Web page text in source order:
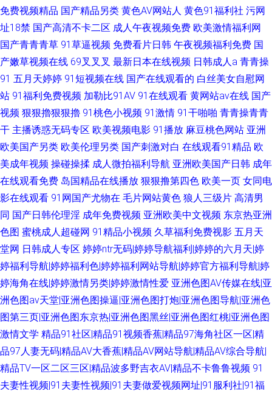
免费视频精品 国产精品另类 黄色AV网站人 黄色91福利社 污网
址18禁 国产高清不卡二区 成人午夜视频免费 欧美激情福利网
国产青青青草 91草逼视频 免费看片日韩 午夜视频福利免费 国
产嫩草视频在线 69叉叉叉 最新日本在线视频 日韩成人a 青青操
91 五月天婷婷 91短视频在线 国产在线观看的 白丝美女自慰网
站 91福利免费视频 加勒比91AV 91在线观看 黄网站av在线 国产
视频 狠狠擼狠狠擼 91桃色小视频 91激情 91干啪啪 青青操青青
干 主播诱惑无码专区 欧美视频电影 91播放 麻豆桃色网站 亚洲
欧美国产另类 欧美伦理另类 国产刺激对白 在线观看91精品 欧
美成年视频 操碰操揉 成人微拍福利导航 亚洲欧美国产日韩 成年
在线观看免费 岛国精品在线播放 狠狠撸第四色 欧美一页 女同电
影在线观看 91网国产尤物在 毛片网站黄色 狼人三级片 高清男
同 国产日韩伦理淫 成年免费视频 亚洲欧美中文视频 东京热亚洲
色图 蜜桃成人超碰网 91精品小视频 久草福利免费视影 五月天
堂网 日韩成人专区 婷婷ntr无码|婷婷导航福利|婷婷的六月天|婷
婷福利导航|婷婷福利色|婷婷福利网站导航|婷婷官方福利导航|婷
婷海角在线|婷婷激情另类|婷婷激情性爱 亚洲色图AV传媒在线|亚
洲色图av天堂|亚洲色图操逼|亚洲色图打炮|亚洲色图导航|亚洲色
图第三页|亚洲色图东京热|亚洲色图黑丝|亚洲色图红桃|亚洲色图
激情文学 精品91社区|精品91视频香蕉|精品97海角社区一区|精
品97人妻无码|精品AV大香蕉|精品AV网站导航|精品AV综合导航|
精品TV一区二区三区|精品波多野吉衣AV|精品不卡鲁鲁视频 91
夫妻性视频|91夫妻性视频|91夫妻做爱视频网址|91服利社|91福